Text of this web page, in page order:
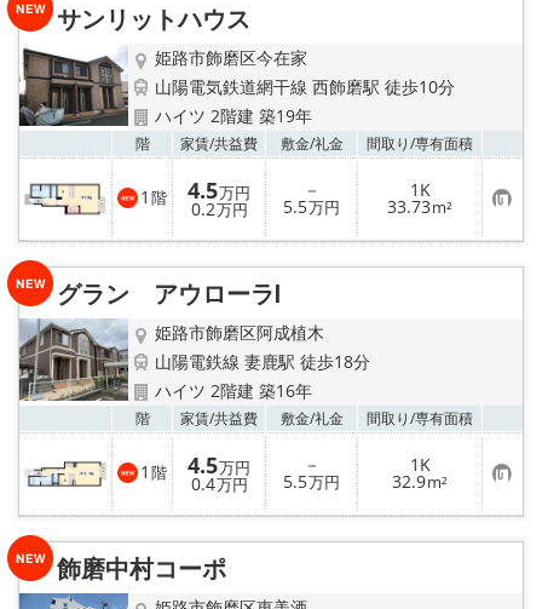
サンリットハウス
姫路市飾磨区今在家
山陽電気鉄道網干線 西飾磨駅 徒歩10分
ハイツ 2階建 築19年
階 家賃/共益費 敷金/礼金 間取り/専有面積
1 階 4.5万円
0.2万円
－
5.5万円
1K
33.73m² お
気
に
り
グラン アウローラⅠ
姫路市飾磨区阿成植木
山陽電鉄線 妻鹿駅 徒歩18分
ハイツ 2階建 築16年
階 家賃/共益費 敷金/礼金 間取り/専有面積
1 階 4.5万円
0.4万円
－
5.5万円
1K
32.9m² お
気
に
り
飾磨中村コーポ